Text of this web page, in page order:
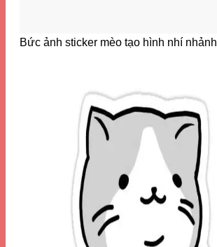
Bức ảnh sticker mèo tạo hình nhí nhảnh